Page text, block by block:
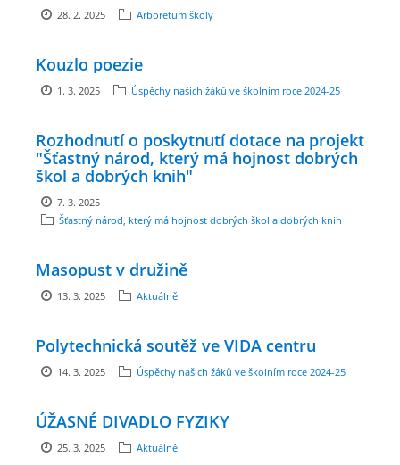
REZERVAČNÍ SYSTÉM SPORTOVNÍ HALY
ŠKOLNÍ PORADENSKÉ PRACOVIŠTĚ
NEPOTŘEBNÝ MAJETEK
VOLNÁ PRACOVNÍ MÍSTA
ARBORETUM ŠKOLY
28. 2. 2025 Arboretum školy
Kouzlo poezie
1. 3. 2025 Úspěchy našich žáků ve školním roce 2024-25
Rozhodnutí o poskytnutí dotace na projekt
"Šťastný národ, který má hojnost dobrých
škol a dobrých knih"
7. 3. 2025
Šťastný národ, který má hojnost dobrých škol a dobrých knih
Masopust v družině
13. 3. 2025 Aktuálně
Polytechnická soutěž ve VIDA centru
14. 3. 2025 Úspěchy našich žáků ve školním roce 2024-25
ÚŽASNÉ DIVADLO FYZIKY
25. 3. 2025 Aktuálně